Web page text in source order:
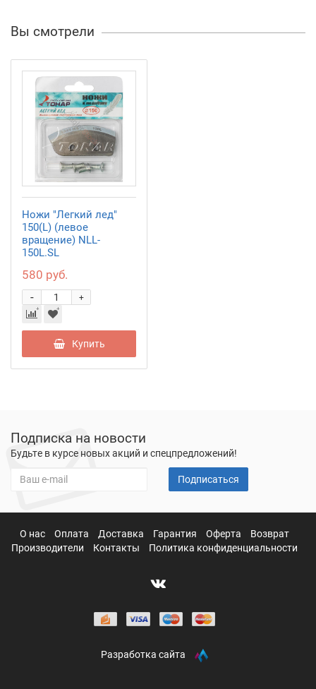
Вы смотрели
Ножи "Легкий лед"
150(L) (левое
вращение) NLL-
150L.SL
580 руб.
+
-
Купить
Подписка на новости
Будьте в курсе новых акций и спецпредложений!
Подписаться
О нас Оплата Доставка Гарантия Оферта
Возврат
Производители
Контакты Политика конфиденциальности
Разработка сайта